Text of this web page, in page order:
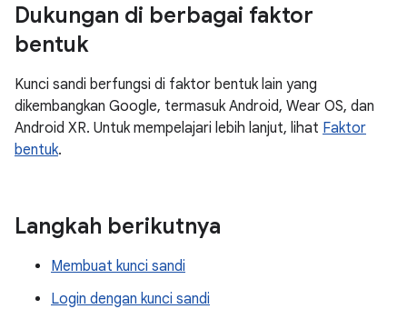
Dukungan di berbagai faktor
bentuk
Kunci sandi berfungsi di faktor bentuk lain yang
dikembangkan Google, termasuk Android, Wear OS, dan
Android XR. Untuk mempelajari lebih lanjut, lihat Faktor
bentuk.
Langkah berikutnya
Membuat kunci sandi
Login dengan kunci sandi